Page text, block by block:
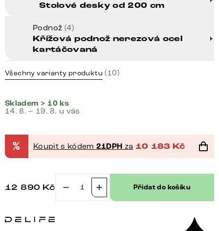
Stolové desky od 200 cm
Podnož (4)
Křížová podnož nerezová ocel
kartáčovaná
Všechny varianty produktu (10)
Skladem > 10 ks
14. 8. – 19. 8. u vás
% Koupit s kódem 21DPH za 10 183 Kč
12 890 Kč Přidat do košíku